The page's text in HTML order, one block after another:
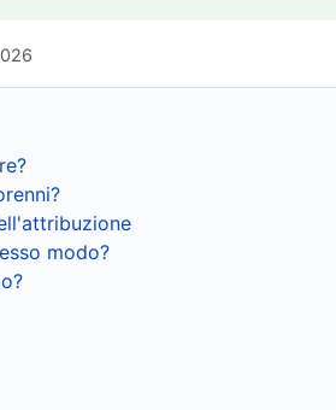
modo?